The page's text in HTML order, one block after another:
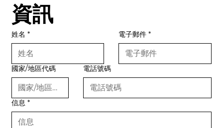
資訊
姓名 * 電子郵件 *
國家/地區代碼 電話號碼
信息 *